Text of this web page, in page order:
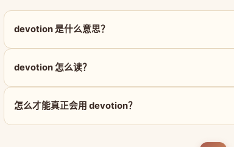
devotion 是什么意思？
devotion 怎么读？
怎么才能真正会用 devotion？